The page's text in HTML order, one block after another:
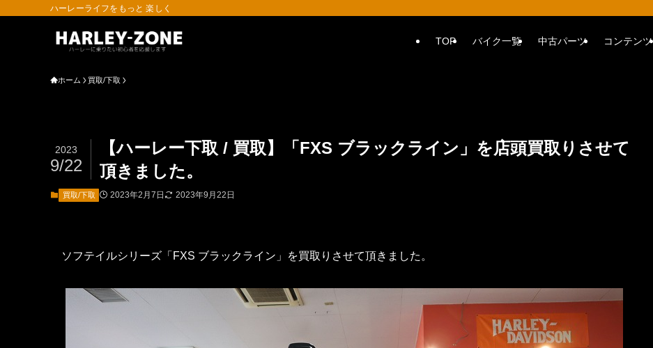
ハーレーライフをもっと 楽しく
TOP バイク一覧 中古パーツ コンテンツ
ホーム 買取/下取
【ハーレー下取 / 買取】「FXS ブラックライン」を店頭買取りさせて
頂きました。
2023
9/22
買取/下取 2023年2月7日 2023年9月22日
ソフテイルシリーズ「FXS ブラックライン」を買取りさせて頂きました。